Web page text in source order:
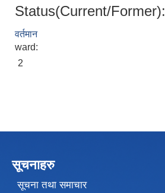
Status(Current/Former):
वर्तमान
ward:
2
सूचनाहरु
सूचना तथा समाचार